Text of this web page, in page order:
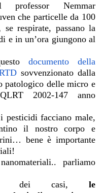
Nemmar
che particelle da 100
respirate, passano la
e in un’ora giungono al
documento della
sovvenzionato dalla
patologico delle micro e
2002-147 anno
pesticidi facciano male,
il nostro corpo e
bene è importante
parliamo
dei casi, le